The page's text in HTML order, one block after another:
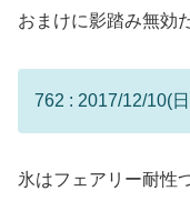
おまけに影踏み無効
762 : 2017/12/10(
氷はフェアリー耐性